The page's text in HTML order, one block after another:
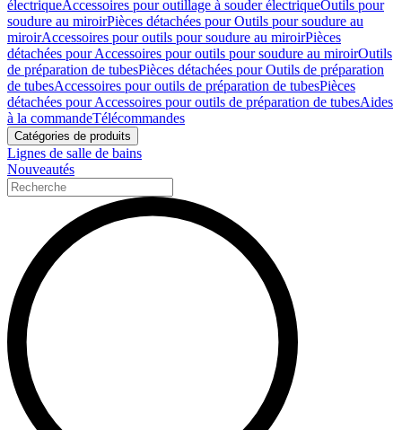
électriqueAccessoires pour outillage à souder électriqueOutils pour
soudure au miroirPièces détachées pour Outils pour soudure au
miroirAccessoires pour outils pour soudure au miroirPièces
détachées pour Accessoires pour outils pour soudure au miroirOutils
de préparation de tubesPièces détachées pour Outils de préparation
de tubesAccessoires pour outils de préparation de tubesPièces
détachées pour Accessoires pour outils de préparation de tubesAides
à la commandeTélécommandes
Catégories de produits
Lignes de salle de bains
Nouveautés